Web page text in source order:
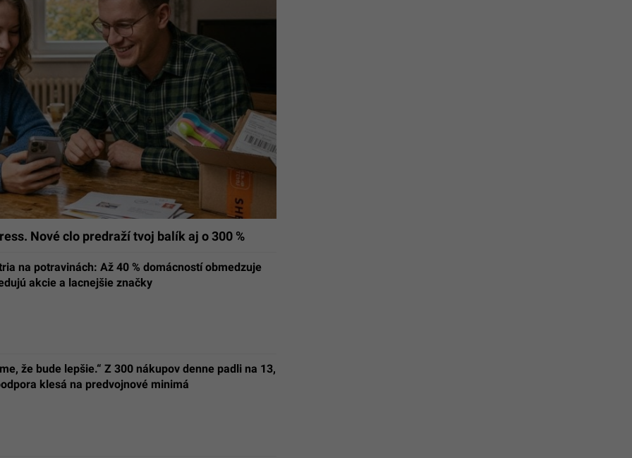
Nové clo predraží tvoj balík aj o 300 %
na potravinách: Až 40 % domácností obmedzuje
akcie a lacnejšie značky
že bude lepšie.“ Z 300 nákupov denne padli na 13,
klesá na predvojnové minimá